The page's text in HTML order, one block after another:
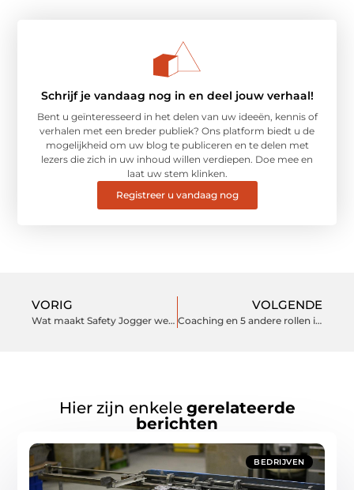
Schrijf je vandaag nog in en deel jouw verhaal!
Bent u geïnteresseerd in het delen van uw ideeën, kennis of
verhalen met een breder publiek? Ons platform biedt u de
mogelijkheid om uw blog te publiceren en te delen met
lezers die zich in uw inhoud willen verdiepen. Doe mee en
laat uw stem klinken.
Registreer u vandaag nog
VORIG
Wat maakt Safety Jogger werkschoenen de perfecte keuze voor veiligheid en comfort?
VOLGENDE
Coaching en 5 andere rollen in het onderwijs
Hier zijn enkele gerelateerde
berichten
BEDRIJVEN